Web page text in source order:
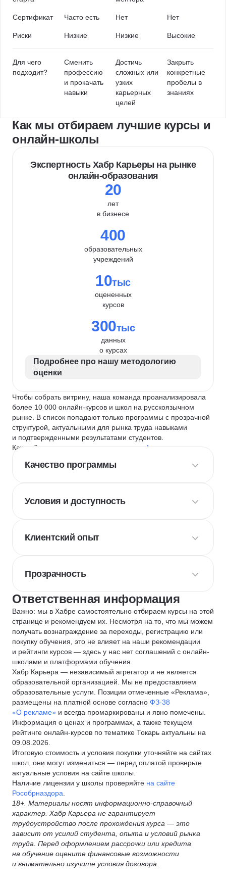
Сертификат Часто есть Нет Нет
Риски Низкие Низкие Высокие
Для чего
подходит?
Сменить
профессию
и прокачать
навыки
Достичь
сложных или
узких
карьерных
целей
Закрыть
конкретные
пробелы в
знаниях
Как мы отбираем лучшие курсы и
онлайн-школы
Экспертность Хабр Карьеры на рынке
онлайн-образования
20
лет
в бизнесе
400
образовательных
учреждений
10тыс
оцененных
курсов
300тыс
данных
о курсах
Подробнее про нашу методологию
оценки
Чтобы собрать витрину, наша команда проанализировала
более 10 000 онлайн-курсов и школ на русскоязычном
рынке. В список попадают только программы с прозрачной
структурой, актуальными для рынка труда навыками
и подтвержденными результатами студентов.
Каждый курс и школу мы оцениваем по
4 критериям
Качество программы
Условия и доступность
Клиентский опыт
Прозрачность
Ответственная информация
Важно: мы в Хабре самостоятельно отбираем курсы на этой
странице и рекомендуем их. Несмотря на то, что мы можем
получать вознаграждение за переходы, регистрацию или
покупку обучения, это не влияет на наши рекомендации
и рейтинги курсов — здесь у нас нет соглашений с онлайн-
школами и платформами обучения.
Хабр Карьера — независимый агрегатор и не является
образовательной организацией. Мы не предоставляем
образовательные услуги. Позиции отмеченные «Реклама»,
размещены на платной основе согласно ФЗ-38
«О рекламе» и всегда промаркированы и явно помечены.
Информация о ценах и программах, а также текущем
рейтинге онлайн-курсов по тематике Токарь актуальны на
09.08.2026.
Итоговую стоимость и условия покупки уточняйте на сайтах
школ, они могут измениться — перед оплатой проверьте
актуальные условия на сайте школы.
Наличие лицензии у школы проверяйте на сайте
Рособрназдора
18+. Материалы носят информационно-справочный
характер. Хабр Карьера не гарантирует
трудоустройство после прохождения курса — это
зависит от усилий студента, опыта и условий рынка
труда. Перед оформлением рассрочки или кредита
на обучение оцените финансовые возможности
и внимательно изучите условия договора.